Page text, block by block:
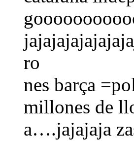
ro
nes barça
millones de
a….jajajaja